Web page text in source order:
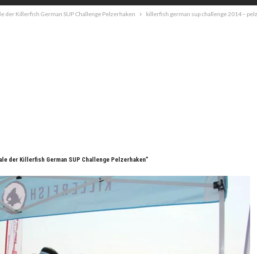
der Killerfish German SUP Challenge Pelzerhaken killerfish german sup challenge 2014 –
der Killerfish German SUP Challenge Pelzerhaken"